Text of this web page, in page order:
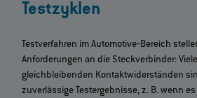
Testzyklen
Testverfahren im Automotive‐Bereich
Anforderungen an die Steckverbinder:
gleichbleibenden Kontaktwiderständen
zuverlässige Testergebnisse, z. B. wenn